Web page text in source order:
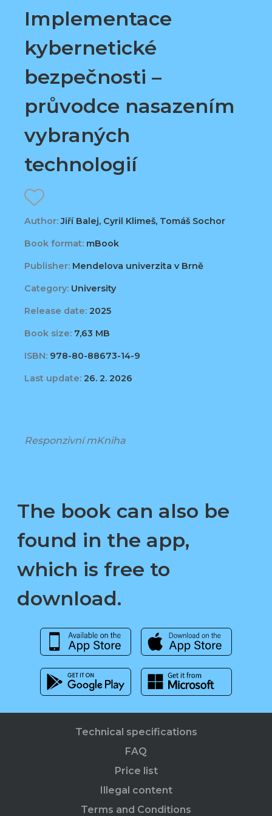
Implementace
kybernetické
bezpečnosti –
průvodce nasazením
vybraných
technologií
Author:Jiří Balej, Cyril Klimeš, Tomáš Sochor
Book format: mBook
Publisher: Mendelova univerzita v Brně
Category: University
Release date: 2025
Book size: 7,63 MB
ISBN: 978-80-88673-14-9
Last update: 26. 2. 2026
Responzivní mKniha
The book can also be
found in the app,
which is free to
download.
Technical specifications
FAQ
Price list
Illegal content
Terms and Conditions